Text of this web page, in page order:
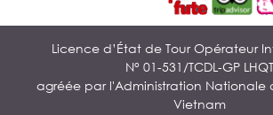
Licence d’État de Tour Opérateur
N° 01-531/TCDL-GP LHQT
agréée par l'Administration Nationale
Vietnam